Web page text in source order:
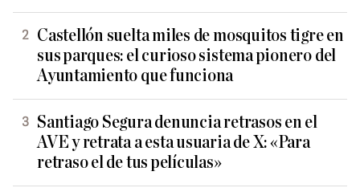
Castellón suelta miles de mosquitos tigre en
sus parques: el curioso sistema pionero del
Ayuntamiento que funciona
Santiago Segura denuncia retrasos en el
AVE y retrata a esta usuaria de X: «Para
retraso el de tus películas»